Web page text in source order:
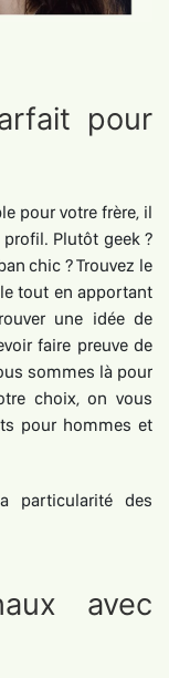
pour
pour votre frère, il
Plutôt geek ?
chic ? Trouvez le
tout en apportant
une idée de
faire preuve de
sommes là pour
choix, on vous
pour hommes et
particularité des
avec